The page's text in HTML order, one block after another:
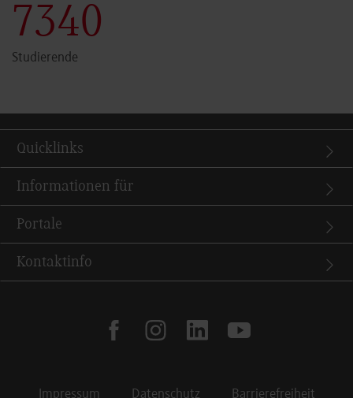
7341
Studierende
Quicklinks
Informationen für
Portale
Kontaktinfo
facebookinstagramlinkedin youtube